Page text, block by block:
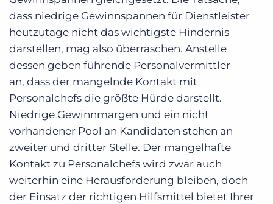
dass niedrige Gewinnspannen für Dienstleister
heutzutage nicht das wichtigste Hindernis
darstellen, mag also überraschen. Anstelle
dessen geben führende Personalvermittler
an, dass der mangelnde Kontakt mit
Personalchefs die größte Hürde darstellt.
Niedrige Gewinnmargen und ein nicht
vorhandener Pool an Kandidaten stehen an
zweiter und dritter Stelle. Der mangelhafte
Kontakt zu Personalchefs wird zwar auch
weiterhin eine Herausforderung bleiben, doch
der Einsatz der richtigen Hilfsmittel bietet Ihrer